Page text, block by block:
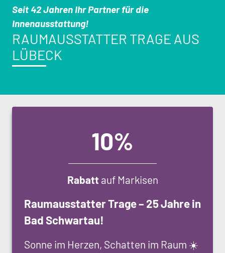
Seit 42 Jahren Ihr Partner für die
Innenausstattung!
RAUMAUS­STATTER TRAGE AUS
LÜBECK
10%
Rabatt auf Markisen
Raumausstatter Trage – 25 Jahre in
Bad Schwartau!
Sonne im Herzen, Schatten im Raum ☀️